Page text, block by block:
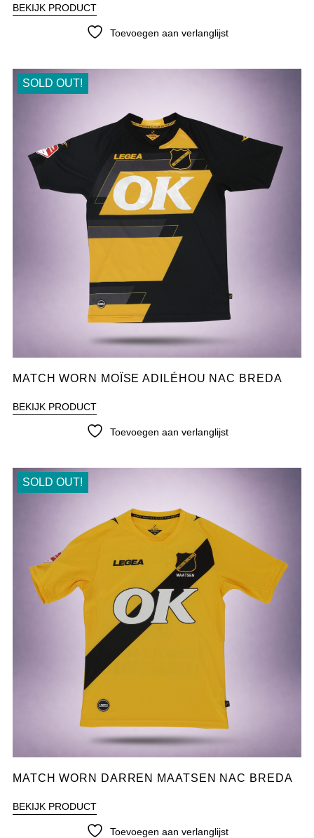
BEKIJK PRODUCT
Toevoegen aan verlanglijst
SOLD OUT!
MATCH WORN MOÏSE ADILÉHOU NAC BREDA
BEKIJK PRODUCT
Toevoegen aan verlanglijst
SOLD OUT!
MATCH WORN DARREN MAATSEN NAC BREDA
BEKIJK PRODUCT
Toevoegen aan verlanglijst